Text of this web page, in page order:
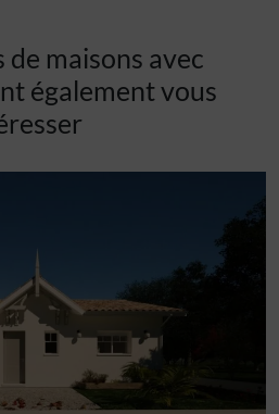
de maisons avec
également vous